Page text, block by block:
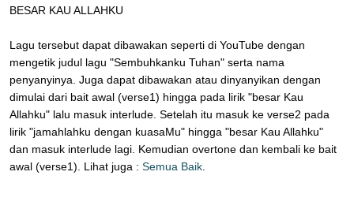
BESAR KAU ALLAHKU
Lagu tersebut dapat dibawakan seperti di YouTube dengan
mengetik judul lagu "Sembuhkanku Tuhan" serta nama
penyanyinya. Juga dapat dibawakan atau dinyanyikan dengan
dimulai dari bait awal (verse1) hingga pada lirik "besar Kau
Allahku" lalu masuk interlude. Setelah itu masuk ke verse2 pada
lirik "jamahlahku dengan kuasaMu" hingga "besar Kau Allahku"
dan masuk interlude lagi. Kemudian overtone dan kembali ke bait
awal (verse1). Lihat juga : Semua Baik